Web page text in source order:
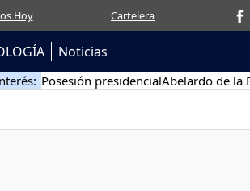
Hoy Cartelera
Noticias
Posesión presidencialAbelardo de la